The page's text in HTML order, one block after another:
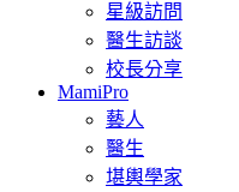
星級訪問
醫生訪談
校長分享
MamiPro
藝人
醫生
堪輿學家